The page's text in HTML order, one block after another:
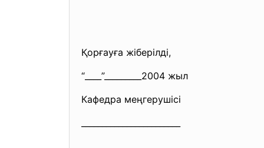
Қорғауға жіберілді,
“____”_________2004 жыл
Кафедра меңгерушісі